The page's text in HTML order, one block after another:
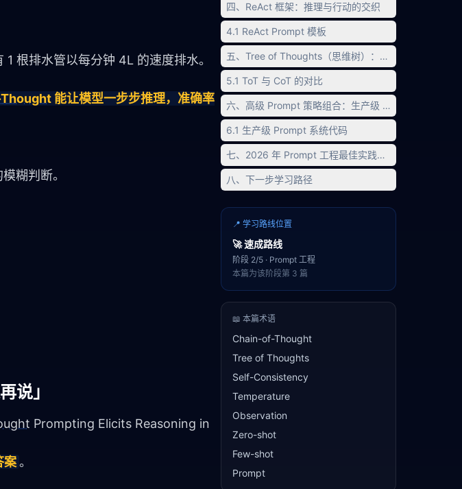
根排水管以每分钟 4L 的速度排水。
能让模型一步步推理，准确率
糊判断。
说」
Prompting Elicits Reasoning in
案。
四、ReAct 框架：推理与行动的交织
4.1 ReAct Prompt 模板
五、Tree of Thoughts（思维树）：多路径探索
5.1 ToT 与 CoT 的对比
六、高级 Prompt 策略组合：生产级 Prompt 系统
6.1 生产级 Prompt 系统代码
七、2026 年 Prompt 工程最佳实践总结
八、下一步学习路径
📍 学习路线位置
🚀速成路线
阶段 2/5 · Prompt 工程
本篇为该阶段第 3 篇
📖 本篇术语
Chain-of-Thought
Tree of Thoughts
Self-Consistency
Temperature
Observation
Zero-shot
Few-shot
Prompt